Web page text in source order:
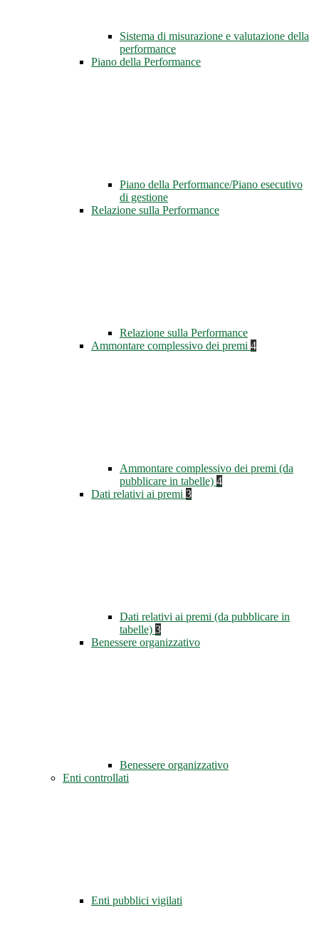
Sistema di misurazione e valutazione della
performance
Piano della Performance
Piano della Performance/Piano esecutivo
di gestione
Relazione sulla Performance
Relazione sulla Performance
Ammontare complessivo dei premi 4
Ammontare complessivo dei premi (da
pubblicare in tabelle) 4
Dati relativi ai premi 3
Dati relativi ai premi (da pubblicare in
tabelle) 3
Benessere organizzativo
Benessere organizzativo
Enti controllati
Enti pubblici vigilati